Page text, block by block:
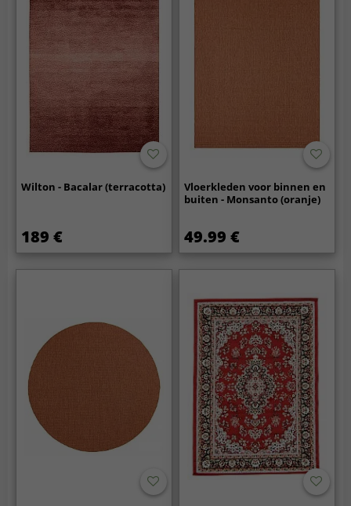
Wilton - Bacalar (terracotta)
189 €
Vloerkleden voor binnen en
buiten - Monsanto (oranje)
49.99 €